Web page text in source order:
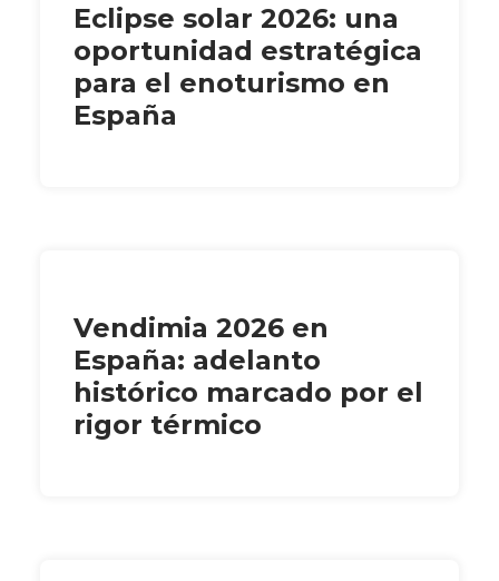
Eclipse solar 2026: una
oportunidad estratégica
para el enoturismo en
España
Vendimia 2026 en
España: adelanto
histórico marcado por el
rigor térmico